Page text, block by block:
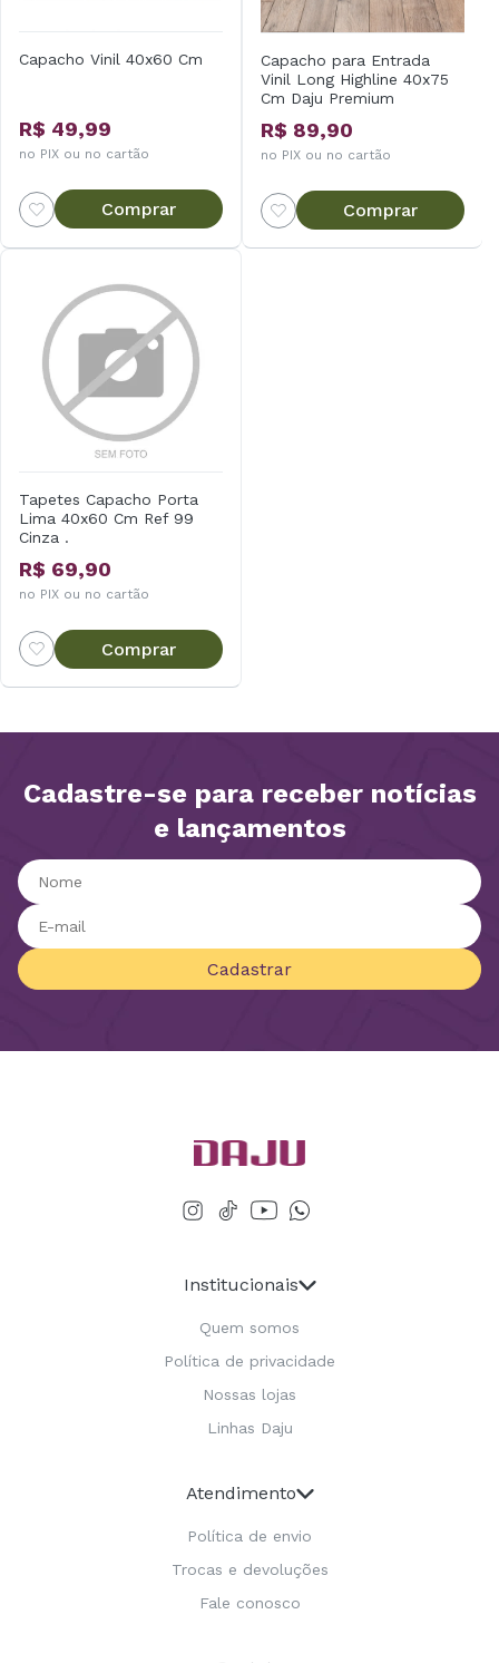
Capacho Vinil 40x60 Cm
R$ 49,99
no PIX ou no cartão
Comprar
Capacho para Entrada
Vinil Long Highline 40x75
Cm Daju Premium
R$ 89,90
no PIX ou no cartão
Comprar
Tapetes Capacho Porta
Lima 40x60 Cm Ref 99
Cinza .
R$ 69,90
no PIX ou no cartão
Comprar
Cadastre-se para receber notícias
e lançamentos
Cadastrar
Institucionais
Quem somos
Política de privacidade
Nossas lojas
Linhas Daju
Atendimento
Política de envio
Trocas e devoluções
Fale conosco